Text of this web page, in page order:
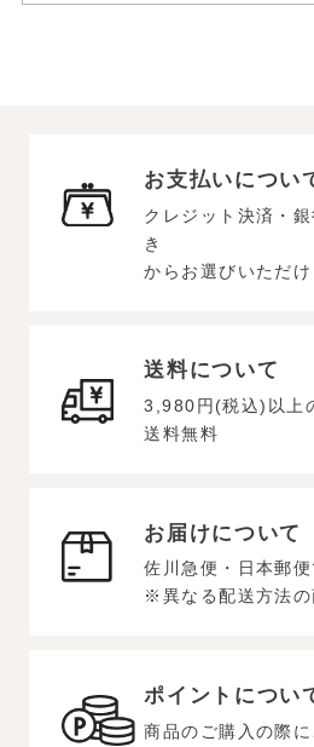
お支払いについ
クレジット決済・
き
からお選びいただけ
送料について
3,980円(税込)以上
送料無料
お届けについて
佐川急便・日本郵
※異なる配送方法
ポイントについ
商品のご購入の際